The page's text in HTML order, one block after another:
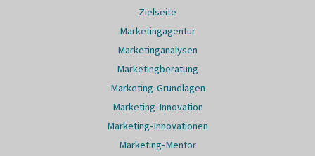
Zielseite
Marketingagentur
Marketinganalysen
Marketingberatung
Marketing-Grundlagen
Marketing-Innovation
Marketing-Innovationen
Marketing-Mentor